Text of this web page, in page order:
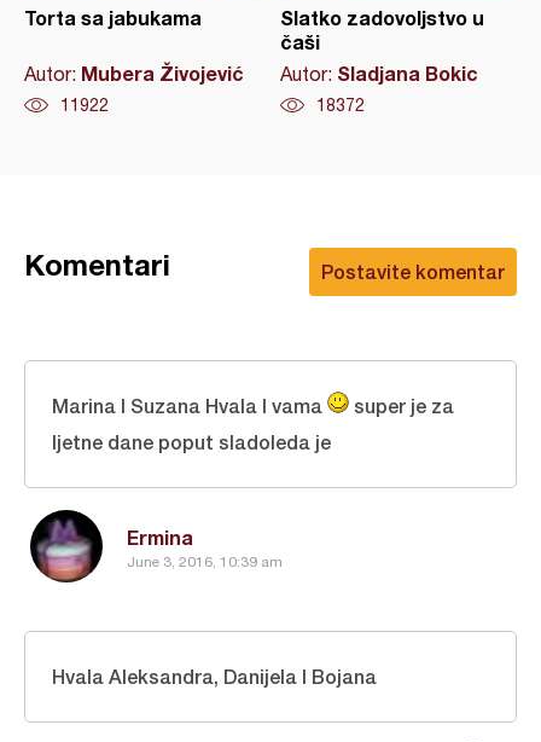
Torta sa jabukama
Autor: Mubera Živojević
11922
Slatko zadovoljstvo u
čaši
Autor: Sladjana Bokic
18372
Postavite komentar
Komentari
Ermina
June 3, 2016, 10:39 am
Marina I Suzana Hvala I vama
super je za
ljetne dane poput sladoleda je
Hvala Aleksandra, Danijela I Bojana